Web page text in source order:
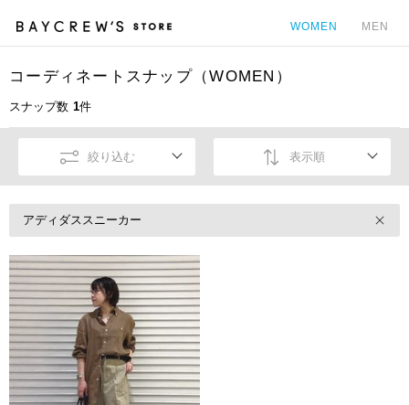
WOMEN MEN
コーディネートスナップ（WOMEN）
スナップ数 1件
絞り込む 表示順
アディダススニーカー